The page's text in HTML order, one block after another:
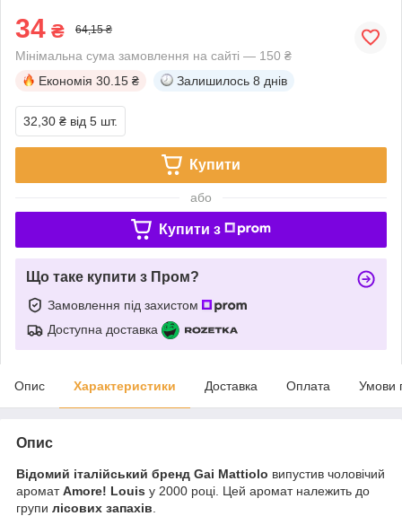
34 ₴ 64,15 ₴
Мінімальна сума замовлення на сайті — 150 ₴
Економія 30.15 ₴ Залишилось 8 днів
32,30 ₴ від 5 шт.
Купити
або
Купити з
Що таке купити з Пром?
Замовлення під захистом
Доступна доставка
Опис Характеристики Доставка Оплата Умови
Опис
Відомий італійський бренд Gai Mattiolo випустив чоловічий
ароматAmore! Louis у 2000 році. Цей аромат належить до
групи лісових запахів